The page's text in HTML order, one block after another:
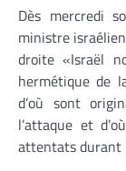
Dès mercredi
ministre
droite «Israël
hermétique de
d’où sont
l’attaque et
attentats durant